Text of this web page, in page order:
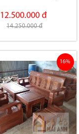
12.500.000 đ
14.250.000 đ
16%